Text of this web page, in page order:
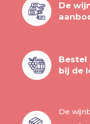
De
Bestel
bij de
De